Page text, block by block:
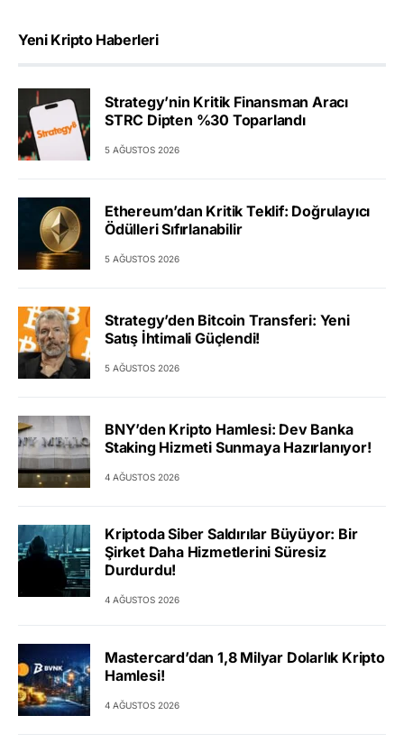
Yeni Kripto Haberleri
Strategy’nin Kritik Finansman Aracı
STRC Dipten %30 Toparlandı
5 AĞUSTOS 2026
Ethereum’dan Kritik Teklif: Doğrulayıcı
Ödülleri Sıfırlanabilir
5 AĞUSTOS 2026
Strategy’den Bitcoin Transferi: Yeni
Satış İhtimali Güçlendi!
5 AĞUSTOS 2026
BNY’den Kripto Hamlesi: Dev Banka
Staking Hizmeti Sunmaya Hazırlanıyor!
4 AĞUSTOS 2026
Kriptoda Siber Saldırılar Büyüyor: Bir
Şirket Daha Hizmetlerini Süresiz
Durdurdu!
4 AĞUSTOS 2026
Mastercard’dan 1,8 Milyar Dolarlık Kripto
Hamlesi!
4 AĞUSTOS 2026